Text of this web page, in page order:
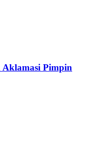
Pimpin